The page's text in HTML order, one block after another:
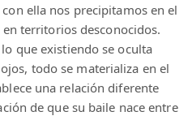
ella nos precipitamos en el
territorios desconocidos.
que existiendo se oculta
todo se materializa en el
una relación diferente
de que su baile nace entre